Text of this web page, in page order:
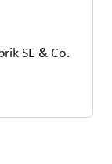
SE & Co.